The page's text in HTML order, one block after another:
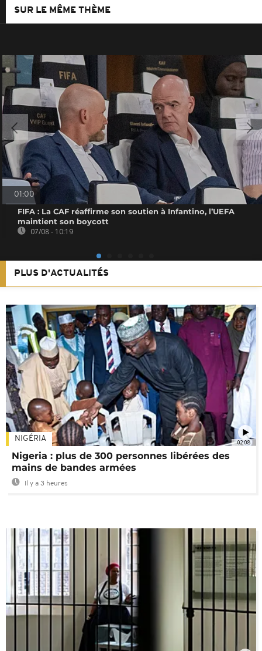
SUR LE MÊME THÈME
01:00
FIFA : La CAF réaffirme son soutien à Infantino, l’UEFA
maintient son boycott
07/08 - 10:19
PLUS D'ACTUALITÉS
02:08
NIGÉRIA
Nigeria : plus de 300 personnes libérées des
mains de bandes armées
Il y a 3 heures